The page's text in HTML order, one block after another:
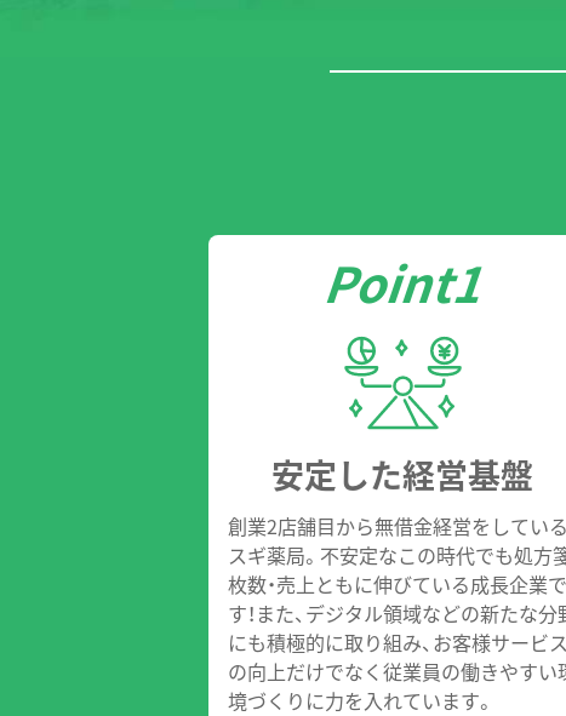
安定した経営基盤
創業2店舗目から無借金経営をしている
スギ薬局。不安定なこの時代でも処方
枚数・売上ともに伸びている成長企業で
す！また、デジタル領域などの新たな分
にも積極的に取り組み、お客様サービス
の向上だけでなく従業員の働きやすい
境づくりに力を入れています。